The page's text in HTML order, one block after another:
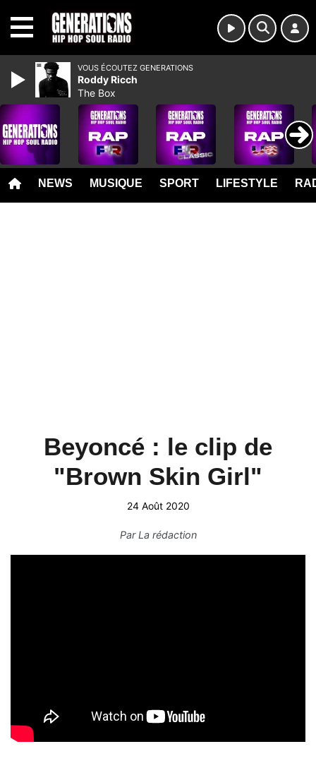
NEWS MUSIQUE SPORT LIFESTYLE
Beyoncé : le clip de
"Brown Skin Girl"
24 Août 2020
ParLa rédaction
VOUS ÉCOUTEZ GENERATIONS
Roddy Ricch
The Box